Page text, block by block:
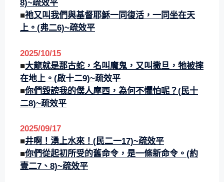
8)~疏效平
■祂又叫我們與基督耶穌一同復活，一同坐在天
上。(弗二6)~疏效平
2025/10/15
■大龍就是那古蛇，名叫魔鬼，又叫撒旦，牠被摔
在地上。(啟十二9)~疏效平
■你們毀謗我的僕人摩西，為何不懼怕呢？(民十
二8)~疏效平
2025/09/17
■井啊！湧上水來！(民二一17)~疏效平
■你們從起初所受的舊命令，是一條新命令。(約
壹二7、8)~疏效平